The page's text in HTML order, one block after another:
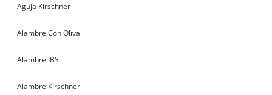
Aguja Kirschner
Alambre Con Oliva
Alambre IBS
Alambre Kirschner